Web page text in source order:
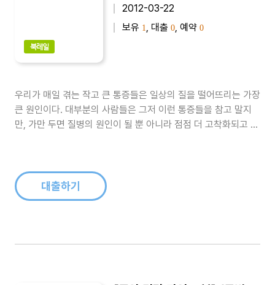
북레일
2012-03-22
보유 1 , 대출 0 , 예약 0
우리가 매일 겪는 작고 큰 통증들은 일상의 질을 떨어뜨리는 가장
큰 원인이다. 대부분의 사람들은 그저 이런 통증들을 참고 말지
만, 가만 두면 질병의 원인이 될 뿐 아니라 점점 더 고착화되고 심
양한 방법들을..
대출하기